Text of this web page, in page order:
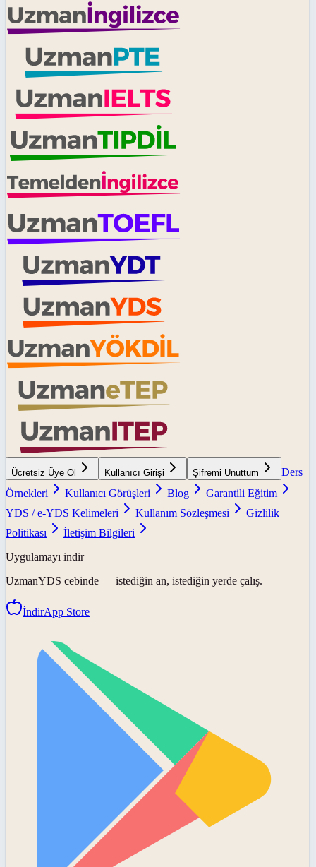
Ücretsiz Üye Ol Kullanıcı Girişi Şifremi Unuttum
Ders
Örnekleri
Kullanıcı Görüşleri Blog
Garantili Eğitim
YDS / e-YDS Kelimeleri
Kullanım Sözleşmesi
Gizlilik
Politikası
İletişim Bilgileri
Uygulamayı indir
UzmanYDS cebinde — istediğin an, istediğin yerde çalış.
İndirApp Store